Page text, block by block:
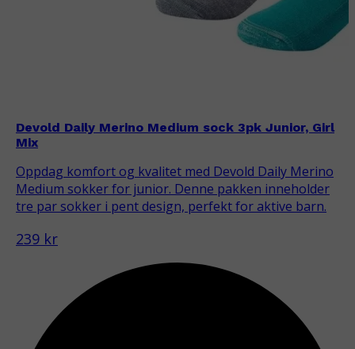
Devold Daily Merino Medium sock 3pk Junior, Girl
Mix
Oppdag komfort og kvalitet med Devold Daily Merino
Medium sokker for junior. Denne pakken inneholder
tre par sokker i pent design, perfekt for aktive barn.
239 kr